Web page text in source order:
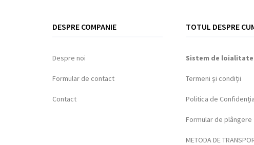
DESPRE COMPANIE
Despre noi
Formular de contact
Contact
TOTUL DESPRE
Sistem de loialitate
Termeni și condiții
Politica de
Formular de plângere
METODA DE